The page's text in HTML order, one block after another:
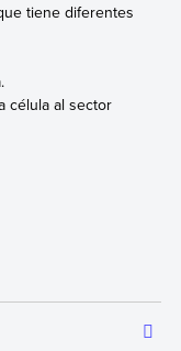
tiene diferentes
célula al sector